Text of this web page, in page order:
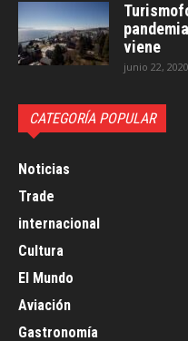
viene
junio 22, 2020
CATEGORÍA POPULAR
Noticias
Trade
internacional
Cultura
El Mundo
Aviación
Gastronomía